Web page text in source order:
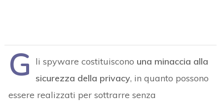
G li spyware costituiscono una minaccia alla
sicurezza della privacy, in quanto possono
essere realizzati per sottrarre senza